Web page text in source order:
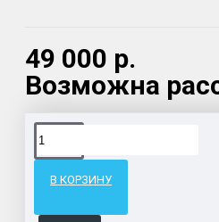
49 000 р.
Возможна
В КОРЗИНУ
Доставка товара по